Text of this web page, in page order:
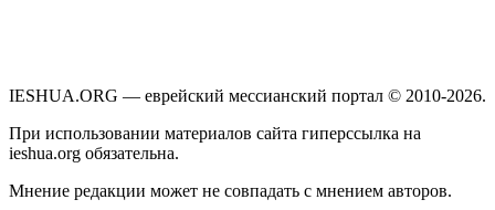
IESHUA.ORG — еврейский мессианский портал © 2010-2026.
При использовании материалов сайта гиперссылка на
ieshua.org обязательна.
Мнение редакции может не совпадать с мнением авторов.